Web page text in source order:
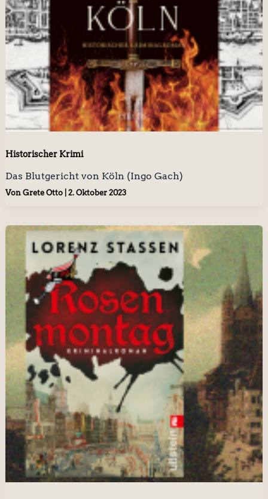
Historischer Krimi
Das Blutgericht von Köln (Ingo Gach)
Von Grete Otto 2. Oktober 2023